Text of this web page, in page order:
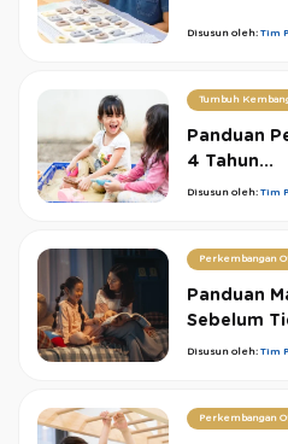
Disusun oleh: Tim
Tumbuh
Panduan
4 Tahun...
Disusun oleh: Tim
Perkembangan
Panduan
Sebelum
Disusun oleh: Tim
Perkembangan